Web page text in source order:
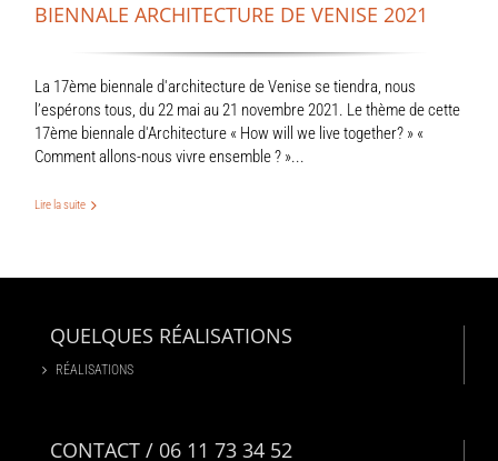
BIENNALE ARCHITECTURE DE VENISE 2021
La 17ème biennale d'architecture de Venise se tiendra, nous
l’espérons tous, du 22 mai au 21 novembre 2021. Le thème de cette
17ème biennale d'Architecture « How will we live together? » «
Comment allons-nous vivre ensemble ? »...
Lire la suite
QUELQUES RÉALISATIONS
RÉALISATIONS
CONTACT / 06 11 73 34 52